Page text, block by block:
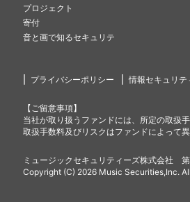
プロジェクト
寄付
音と画で知るセキュリテ
プライバシーポリシー 情報セキュリテ
【ご留意事項】
当社が取り扱うファンドには、所定の取扱
取扱手数料及びリスクはファンドによって
ミュージックセキュリティーズ株式会社
Copyright (C) 2026 Music Securities,Inc.